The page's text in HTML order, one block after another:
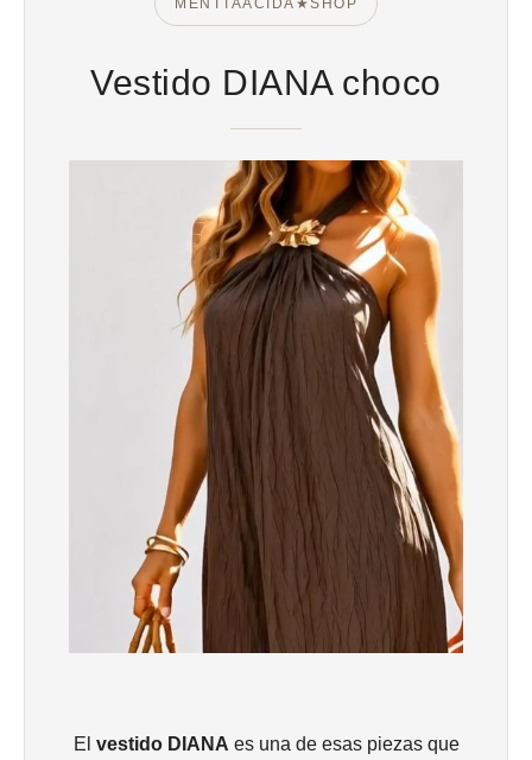
Vestido DIANA choco
El vestido DIANA es una de esas piezas que